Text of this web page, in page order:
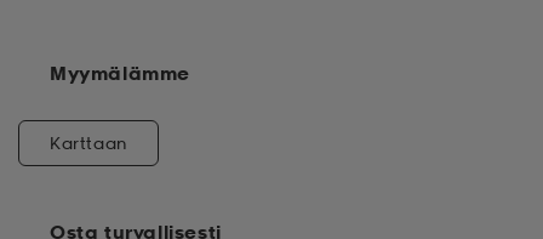
Osta turvallisesti
Myymälämme
Karttaan